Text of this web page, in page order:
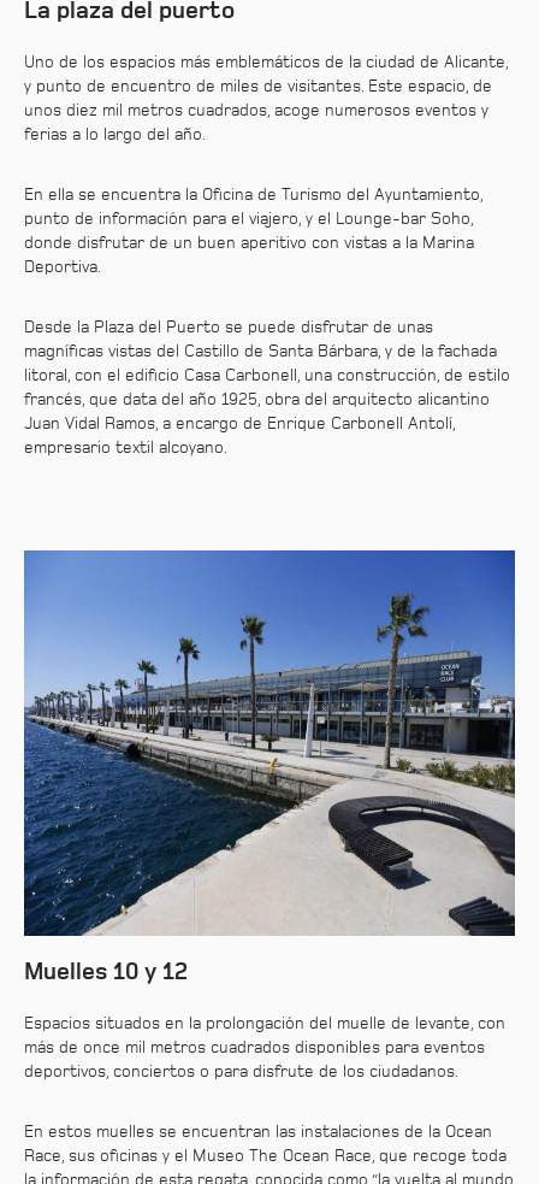
La plaza del puerto
Uno de los espacios más emblemáticos de la ciudad de Alicante,
y punto de encuentro de miles de visitantes. Este espacio, de
unos diez mil metros cuadrados, acoge numerosos eventos y
ferias a lo largo del año.
En ella se encuentra la Oficina de Turismo del Ayuntamiento,
punto de información para el viajero, y el Lounge-bar Soho,
donde disfrutar de un buen aperitivo con vistas a la Marina
Deportiva.
Desde la Plaza del Puerto se puede disfrutar de unas
magníficas vistas del Castillo de Santa Bárbara, y de la fachada
litoral, con el edificio Casa Carbonell, una construcción, de estilo
francés, que data del año 1925, obra del arquitecto alicantino
Juan Vidal Ramos, a encargo de Enrique Carbonell Antolí,
empresario textil alcoyano.
Muelles 10 y 12
Espacios situados en la prolongación del muelle de levante, con
más de once mil metros cuadrados disponibles para eventos
deportivos, conciertos o para disfrute de los ciudadanos.
En estos muelles se encuentran las instalaciones de la Ocean
Race, sus oficinas y el Museo The Ocean Race, que recoge toda
la información de esta regata, conocida como “la vuelta al mundo